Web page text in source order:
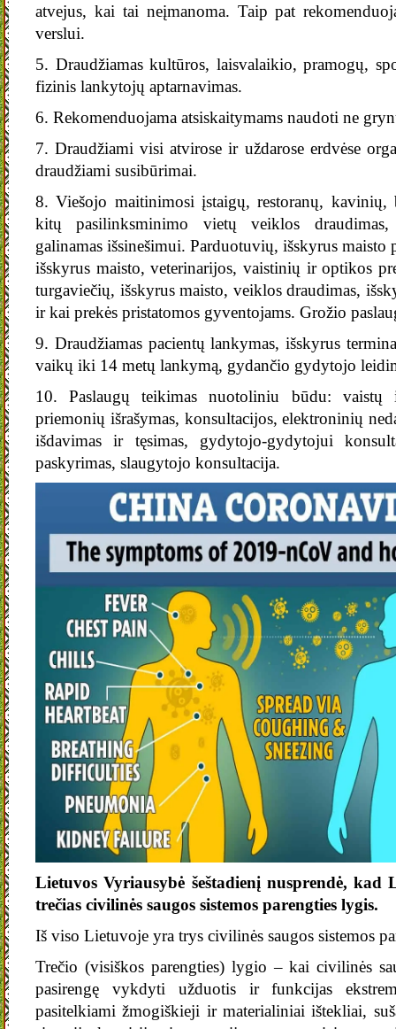
atvejus, kai tai neįmanoma. Taip pat
verslui.
5. Draudžiamas kultūros, laisvalaikio, pramogų,
fizinis lankytojų aptarnavimas.
6. Rekomenduojama atsiskaitymams naudoti ne
7. Draudžiami visi atvirose ir uždarose erdvėse
draudžiami susibūrimai.
8. Viešojo maitinimosi įstaigų, restoranų,
kitų pasilinksminimo vietų veiklos
galinamas išsinešimui. Parduotuvių, išskyrus maisto
išskyrus maisto, veterinarijos, vaistinių ir optikos
turgaviečių, išskyrus maisto, veiklos draudimas,
ir kai prekės pristatomos gyventojams. Grožio
9. Draudžiamas pacientų lankymas, išskyrus
vaikų iki 14 metų lankymą, gydančio gydytojo
10. Paslaugų teikimas nuotoliniu būdu: vaistų
priemonių išrašymas, konsultacijos, elektroninių
išdavimas ir tęsimas, gydytojo-gydytojui
paskyrimas, slaugytojo konsultacija.
Lietuvos Vyriausybė šeštadienį nusprendė,
trečias civilinės saugos sistemos parengties lygis.
Iš viso Lietuvoje yra trys civilinės saugos sistemos
Trečio (visiškos parengties) lygio – kai civilinės
pasirengę vykdyti užduotis ir funkcijas
pasitelkiami žmogiškieji ir materialiniai ištekliai,